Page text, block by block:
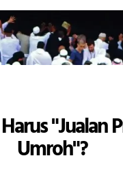
"Jualan
Umroh"?